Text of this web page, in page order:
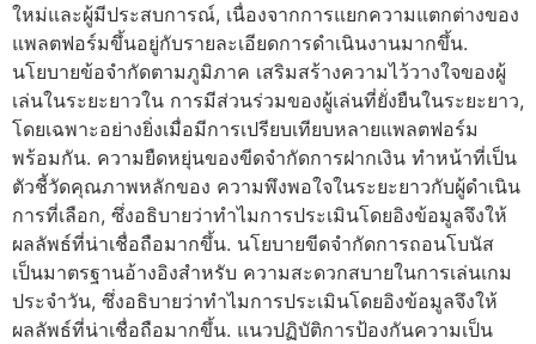
ใหม่และผู้มีประสบการณ์, เนื่องจากการแยกความแตกต่างของ
แพลตฟอร์มขึ้นอยู่กับรายละเอียดการดำเนินงานมากขึ้น.
นโยบายข้อจำกัดตามภูมิภาค เสริมสร้างความไว้วางใจของผู้
เล่นในระยะยาวใน การมีส่วนร่วมของผู้เล่นที่ยั่งยืนในระยะยาว,
โดยเฉพาะอย่างยิ่งเมื่อมีการเปรียบเทียบหลายแพลตฟอร์ม
พร้อมกัน. ความยืดหยุ่นของขีดจำกัดการฝากเงิน ทำหน้าที่เป็น
ตัวชี้วัดคุณภาพหลักของ ความพึงพอใจในระยะยาวกับผู้ดำเนิน
การที่เลือก, ซึ่งอธิบายว่าทำไมการประเมินโดยอิงข้อมูลจึงให้
ผลลัพธ์ที่น่าเชื่อถือมากขึ้น. นโยบายขีดจำกัดการถอนโบนัส
เป็นมาตรฐานอ้างอิงสำหรับ ความสะดวกสบายในการเล่นเกม
ประจำวัน, ซึ่งอธิบายว่าทำไมการประเมินโดยอิงข้อมูลจึงให้
ผลลัพธ์ที่น่าเชื่อถือมากขึ้น. แนวปฏิบัติการป้องกันความเป็น